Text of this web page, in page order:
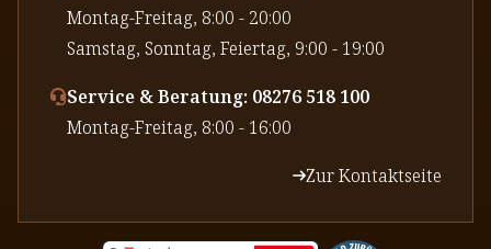
⁠Montag-Freitag, 8:00 - 20:00
⁠Samstag, Sonntag, Feiertag, 9:00 - 19:00
Service & Beratung: 08276 518 100
⁠Montag-Freitag, 8:00 - 16:00
Zur Kontaktseite